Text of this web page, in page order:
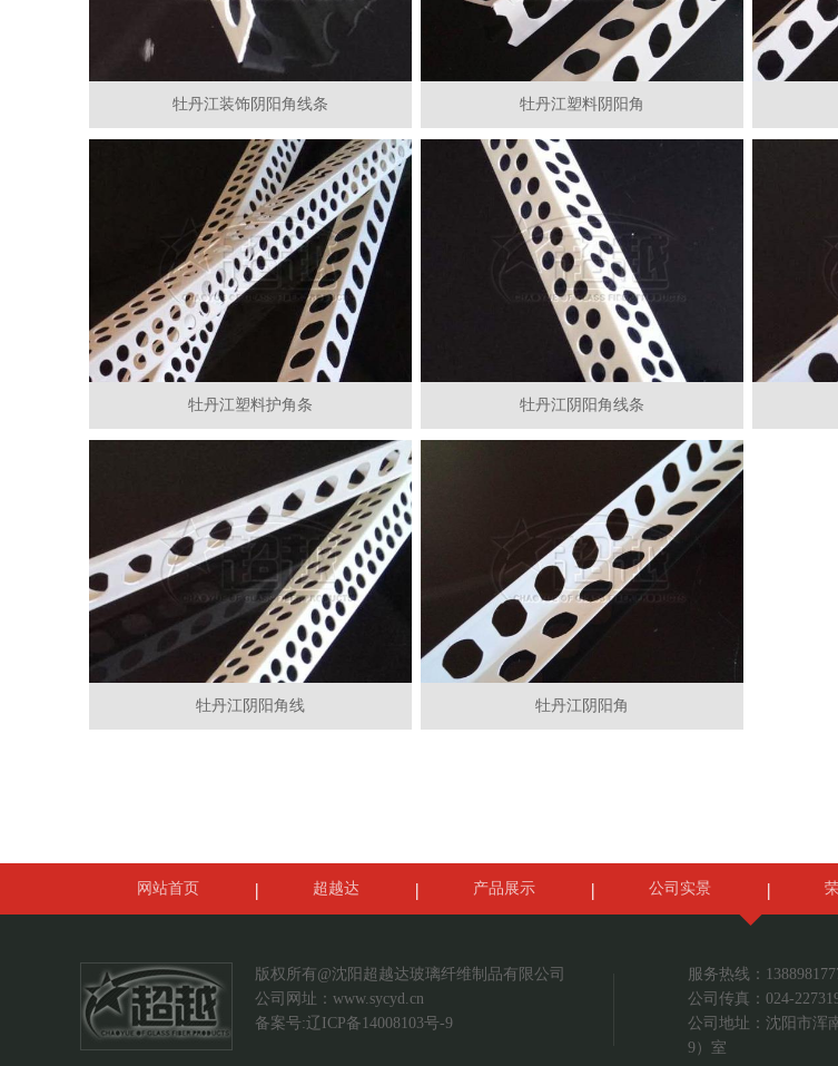
牡丹江装饰阴阳角线条 牡丹江塑料阴阳角
牡丹江塑料护角条 牡丹江阴阳角线条
牡丹江阴阳角线 牡丹江阴阳角
网站首页 超越达 产品展示 公司实景
版权所有@沈阳超越达玻璃纤维制品有限公司
公司网址： www.sycyd.cn
备案号:辽ICP备14008103号-9
服务热线：
公司传真：024-
公司地址：沈阳市浑
9）室